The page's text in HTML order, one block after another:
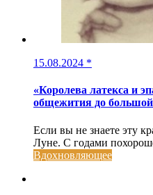
15.08.2024 *
«Королева латекса и
общежития до
Если вы не знаете эту
Луне. С годами
Вдохновляющее